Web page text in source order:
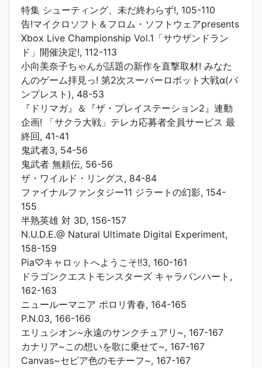
特集 シューティング、未だ終わらず!, 105-110
告!マイクロソフト＆フロム・ソフトウェアpresents
Xbox Live Championship Vol.1「サウザンドラン
ド」開催決定!, 112-113
小向美奈子ちゃんが話題の新作を直撃取材! みなた
んのゲーム拝見っ! 第2次スーパーロボット大戦α(バ
ンプレスト), 48-53
『ドリマガ』＆『ザ・プレイステーション2』連動
企画! 「サクラ大戦」テレカ応募者全員サービス 最
終回, 41-41
鬼武者3, 54-56
鬼武者 無頼伝, 56-56
ザ・ワイルド・リングス, 84-84
ファイナルファンタジー11 ジラートの幻影, 154-
155
半熟英雄 対 3D, 156-157
N.U.D.E.@ Natural Ultimate Digital Experiment,
158-159
Pia♡キャロットへようこそ!!3, 160-161
ドラゴンクエストモンスターズ キャラバンハート,
162-163
ニュールーマニア ポロリ青春, 164-165
P.N.03, 166-166
エリュシオン~永遠のサンクチュアリ~, 167-167
カナリア~この想いを歌に乗せて~, 167-167
Canvas~セピア色のモチーフ~, 167-167